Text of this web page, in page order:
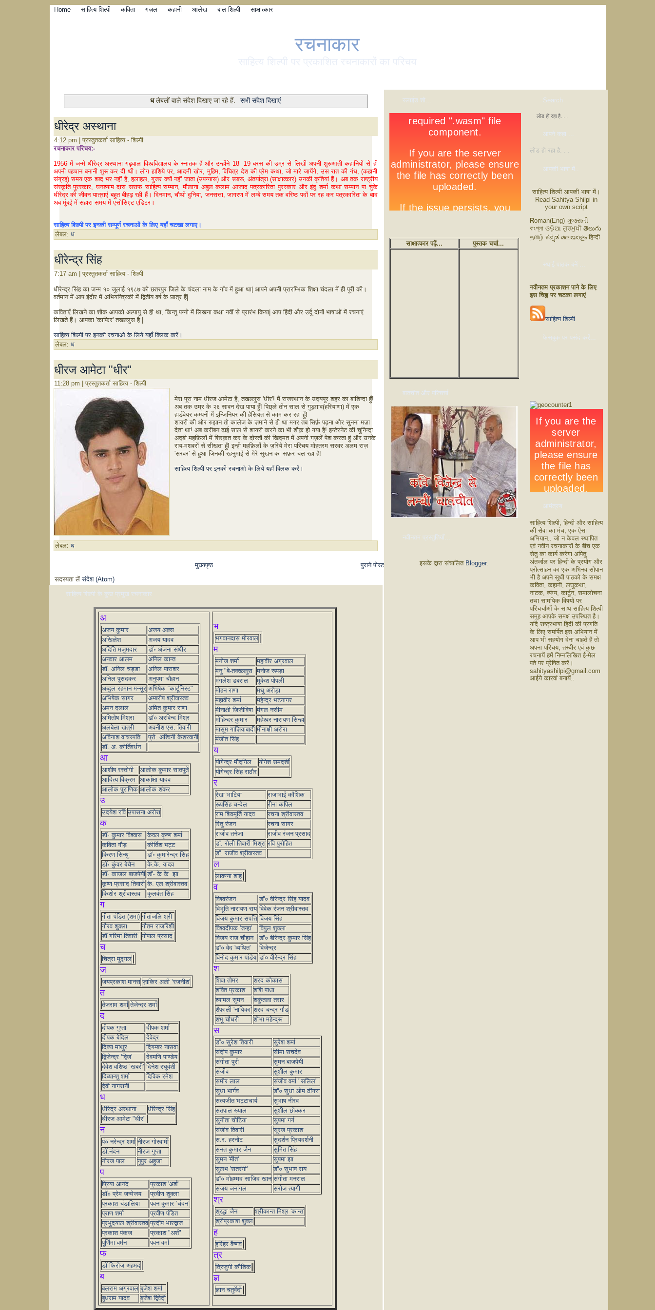
Home साहित्य शिल्पी कविता ग़ज़ल कहानी आलेख बाल शिल्पी साक्षात्कार
रचनाकार
धलेबलों वाले संदेश दिखाए जा रहे हैं. सभी संदेश दिखाएं
धीरेद्र अस्थाना
4:12 pm | प्रस्तुतकर्ता साहित्य - शिल्पी
रचनाकार परिचय:-
1956 में जन्मे धीरेद्र अस्थाना गढ़वाल विश्वविद्यालय के स्नातक हैं और उन्होंने 18- 19 बरस की उम्र से लिखी अपनी शुरुआती कहानियों से ही
अपनी पहचान बनानी शुरू कर दी थी। लोग हाशिये पर, आदमी खोर, मुहिम, विचित्र देश की प्रेम कथा, जो मारे जायेंगे, उस रात की गंध, (कहानी
संग्रह) समय एक शब्द भर नहीं है, हलाहल, गुजर क्यों नहीं जाता (उपन्यास) और रूबरू, अंतर्यात्रा (साक्षात्कार) उनकी कृतियां हैं। अब तक राष्ट्रीय
संस्कृति पुरस्कार, घनश्याम दास सराफ साहित्य सम्मान, मौलाना अबुल कलाम आजाद पत्रकारिता पुरस्कार और इंदु शर्मा कथा सम्मान पा चुके
धीरेद्र की जीवन यात्राएं बहुत बीहड़ रही हैं। दिनमान, चौथी दुनिया, जनसत्ता, जागरण में लम्बे समय तक वरिष्ठ पदों पर रह कर पत्रकारिता के बाद
अब मुंबई में सहारा समय में एसोसिएट एडिटर।
साहित्य शिल्पी पर इनकी सम्पूर्ण रचनाओं के लिए यहाँ चटखा लगाए।
लेबल: ध
धीरेन्द्र सिंह
7:17 am | प्रस्तुतकर्ता साहित्य - शिल्पी
धीरेन्द्र सिंह का जन्म १० जुलाई १९८७ को छतरपुर जिले के चंदला नाम के गाँव में हुआ था| आपने अपनी प्रारम्भिक शिक्षा चंदला में ही पूरी की।
वर्तमान में आप इंदौर में अभियन्त्रिकी में द्वितीय वर्ष के छात्र हैं|
कविताएँ लिखने का शौक आपको अल्पायु से ही था, किन्तु पन्नो में लिखना कक्षा नवीं से प्रारंभ किया| आप हिंदी और उर्दू दोनों भाषाओं में रचनाएं
लिखते हैं। आपका 'काफ़िर' तखल्लुस है |
साहित्य शिल्पी पर इनकी रचनाओ के लिये यहाँ क्लिक करें।
लेबल: ध
धीरज आमेटा "धीर"
11:28 pm | प्रस्तुतकर्ता साहित्य - शिल्पी
मेरा पूरा नाम धीरज आमेटा है, तखल्लुस 'धीर'! मैं राजस्थान के उदयपूर शहर का बाशिन्दा हुँ!
अब तक उम्र के २६ सावन देख पाया हुँ! पिछ्ले तीन साल से गुड़ग़ाव(हरियाणा) में एक
हार्डवेयर कम्पनी में इन्जिनियर की हैसियत से काम कर रहा हुँ!
शायरी की ओर रुझान तो कालेज के ज़माने से ही था मगर तब सिर्फ़ पढ़ना और सुनना मज़ा
देता था! अब करीबन ढाई साल से शायरी करने का भी शौक़ हो गया है! इन्टेरनेट की चुनिन्दा
अदबी महफ़िलों में शिरक़त कर के दोस्तों की खिदमत में अपनी गज़लें पेश करता हुं और उनके
राय-मशवरों से सीखता हुँ! इन्ही महफ़िलों के ज़रिये मेरा परिचय मोहतरम सरवर अलम राज़
'सरवर' से हुआ जिनकी रहनुमाई से मेरे सुखन का सफ़र चल रहा है!
साहित्य शिल्पी पर इनकी रचनाओ के लिये यहाँ क्लिक करें।
लेबल: ध
पुराने पोस्ट
मुख्यपृष्ठ
सदस्यता लेंसंदेश (Atom)
साहित्य शिल्पी के कुछ प्रमुख रचनाकार
अ
अजय कुमार
अजय अक़्स
अखिलेश
अजय यादव
अदिति मजुमदार
डॉ॰ अंजना संधीर
अनवार आलम
अनिल कान्त
डॉ. अनिल चड्डा
अनिल पाराशर
अनिल पुसदकर
अनुपमा चौहान
अब्दुल रहमान मन्सूर अभिषेक “कार्टूनिस्ट"
अभिषेक सागर
अम्बरीष श्रीवास्तव
अमन दलाल
अमित कुमार राणा
अमितोष मिश्रा
डॉ० अरविन्द मिश्र
अलबेला खत्री
अवनीश एस. तिवारी
अविनाश वाचस्पति
प्रो. अश्विनी केशरवानी
डॉ. अ. कीर्तिवर्धन
आ
आशीष रस्तोगी
आलोक कुमार सातपुते
आदित्य विक्रम आकांक्षा यादव
आलोक पुराणिक आलोक शंकर
उ
उदयेश रवि उपासना अरोरा
क
डॉ॰ कुमार विश्वास
केवल कृष्ण शर्मा
कविता गौड़
कीर्तिश भट्ट
किरण सिन्धु
डॉ॰ कुमारेन्द्र सिंह
डॉ॰ कुंवर बेचैन
के.के. यादव
डॉ॰ काजल बाजपेयी डॉ॰ के.के. झा
कृष्ण प्रसाद तिवारी के. एल श्रीवास्तव
किशोर श्रीवास्तव
कुलवंत सिंह
ग
गीता पंडित (शमा) गीतांजलि श्री
गौरव शुक्ला
गौतम राजरिशी
डॉ गरिमा तिवारी गोपाल प्रसाद
च
चित्रा मुद्गल
ज
जयप्रकाश मानस ज़ाकिर अली ‘रजनीश’
त
तेजराम शर्मा तेजेन्द्र शर्मा
द
दीपक गुप्ता
दीपक शर्मा
दीपक बेदिल
देवेद्र
दिव्या माथुर
दिगम्बर नासवा
द्विजेन्द्र ‘द्विज’
देवमणि पाण्डेय
देवेश वशिष्ठ ’खबरी’ दिनेश रघुवंशी
दिव्यान्शु शर्मा
दिविक रमेश
देवी नागरानी
ध
धीरेद्र अस्थाना
धीरेन्द्र सिंह
धीरज आमेटा "धीर"
न
पं० नरेन्द्र शर्मा नीरज गोस्वामी
डॉ.नंदन
नीरज गुप्ता
नीरज पाल
नूपुर अहूजा
प
प्रिया आनंद
प्रकाश 'अर्श'
डॉ० प्रेम जन्मेजय
प्रवीण शुक्ला
प्रकाश चंडालिया
पवन कुमार ’चंदन’
प्राण शर्मा
प्रवीण पंडित
प्रभुदयाल श्रीवास्तव प्रदीप भारद्वाज
प्रकाश पंकज
प्रकाश "अर्श"
पूर्णिमा वर्मन
पवन वर्मा
फ
डॉ फिरोज अहमद
ब
बलराम अग्रवाल बृजेश शर्मा
बुधराम यादव
बृजेश द्विवेदी
भ
भगवानदास मोरवाल
म
मनोज शर्मा
महावीर अग्रवाल
मनु "बे-तक्ख्ल्लुस मनोज रूपड़ा
मंगलेश डबराल
मुकेश पोपली
मोहन राणा
मधु अरोड़ा
महावीर शर्मा
महेन्द्र भटनागर
मीनाक्षी जिजीविषा मंगल नसीम
मोहिन्दर कुमार
महेश्वर नारायण सिन्हा
मासूम गाज़ियाबादी मीनाक्षी अरोरा
मंजीत सिंह
य
योगेन्द्र मौदगिल
योगेश समदर्शी
योगेन्द्र सिंह राठौर
र
रेखा भाटिया
राजाभाई कौशिक
रूपसिंह चन्देल
रीना कपिल
राम शिवमूर्ति यादव
रचना श्रीवास्तव
रितु रंजन
रचना सागर
राजीव तनेजा
राजीव रंजन प्रसाद
डॉ. रोली तिवारी मिश्रा रवि पुरोहित
डॉ. राजीव श्रीवास्तव
ल
लावण्या शाह
व
विश्वरंजन
डॉ० वीरेन्द्र सिंह यादव
विभूति नारायण राय विवेक रंजन श्रीवास्तव
विजय कुमार सपत्ति विजय सिंह
विश्वदीपक ’तन्हा’
विपुल शुक्ला
विजय राज चौहान
डॉ० बीरेन्द्र कुमार सिंह
डॉ० वेद 'व्यथित'
विजेन्द्र
विनोद कुमार पांडेय डॉ० वीरेन्द्र सिंह
श
शिवा तोमर
शरद कोकास
शक्ति प्रकाश
शशि पाधा
श्यामल सुमन
शकुंतला तरार
शैफाली 'नायिका' शरद चन्द्र गौड
शंभू चौधरी
शोभा महेन्द्रू
स
डॉ० सुरेश तिवारी
सुरेश शर्मा
संदीप कुमार
सीमा सचदेव
संगीता पुरी
सुमन बाजपेयी
संजीव
सुशील कुमार
समीर लाल
संजीव वर्मा "सलिल"
सुधा भार्गव
डॉ० सुधा ओम ढींगरा
सत्यजीत भट्टाचार्य
सुभाष नीरव
सतपाल ख्याल
सुशील छोक्कर
सुनीता चोटिया
सुषमा गर्ग
संजीव तिवारी
सूरज प्रकाश
स.र. हरनोट
सुदर्शन प्रियदर्शनी
सनत कुमार जैन
सुमित सिंह
सुमन 'मीत'
सुषमा झा
सुलभ 'सतरंगी'
डॉ० सुभाष राय
डॉ० मोहम्मद साजिद खान संगीता मनराल
संजय जनांगल
सरोज त्यागी
श्र
श्रद्धा जैन
श्रीकान्त मिश्र 'कान्त'
श्रीप्रकाश शुक्ल
ह
हरिहर वैष्णव
त्र
त्रिजुगी कौशिक
ज्ञ
ज्ञान चतुर्वेदी
स्लाईड शो...
साक्षात्कार पढ़ें... पुस्तक चर्चा...
बातचीत और परिचर्चा
नवीनतम प्रस्तुतियाँ...
इसके द्वारा संचालित Blogger.
Search
लोड हो रहा है. . .
आपने कहा ...
लोड हो रहा है. . .
आपकी भाषा में..
साहित्य शिल्पी आपकी भाषा में।
Read Sahitya Shilpi in
your own script
Roman(Eng) ગુજરાતી
বাংগ্লা ଓଡ଼ିଆ ਗੁਰਮੁਖੀ తెలుగు
தமிழ் ಕನ್ನಡ മലയാളം हिन्दी
स्थाई पाठक बनें ...
नवीनतम प्रकाशन पाने के लिए
इस चिह्न पर चटका लगाएं
साहित्य शिल्पी
फेसबुक पर पसंद करें...
आमंत्रण
साहित्य शिल्पी, हिन्दी और साहित्य
की सेवा का मंच, एक ऐसा
अभियान.. जो न केवल स्थापित
एवं नवीन रचनाकारों के बीच एक
सेतु का कार्य करेगा अपितु
अंतर्जाल पर हिन्दी के प्रयोग और
प्रोत्साहन का एक अभिनव सोपान
भी है अपने सुधी पाठको के समक्ष
कविता, कहानी, लघुकथा,
नाटक, व्यंग्य, कार्टून, समालोचना
तथा सामयिक विषयो पर
परिचर्चाओं के साथ साहित्य शिल्पी
समूह आपके समक्ष उपस्थित है।
यदि राष्ट्रभाषा हिदी की प्रगति
के लिए समर्पित इस अभियान में
आप भी सहयोग देना चाहते हैं तो
अपना परिचय, तस्वीर एवं कुछ
रचनायें हमें निम्नलिखित ई-मेल
पते पर प्रेषित करें।
sahityashilpi@gmail.com
आईये कारवां बनायें..